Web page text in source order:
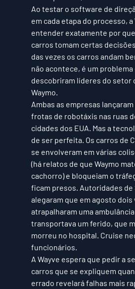
Ao testar o software de
em cada etapa do processo,
entender exatamente por
carros tomam certas
das vezes os carros andam
não acontece, é um problema
descobriram líderes do setor
Waymo.
Ambas as empresas
frotas de robotáxis nas ruas
cidades dos EUA. Mas a
de ser perfeita. Os carros de
se envolveram em várias
(há relatos de que Waymo
cachorro) e bloqueiam o
ficam presos. Autoridades de
alegaram que em agosto
atrapalharam uma
transportava um ferido, que
morreu no hospital. Cruise
funcionários.
A Wayve espera que pedir a
carros que se expliquem
errado revelará falhas mais